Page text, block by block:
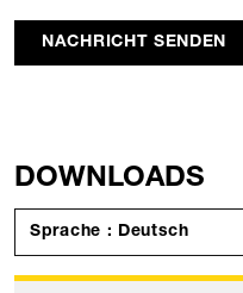
NACHRICHT SENDEN
DOWNLOADS
Sprache : Deutsch